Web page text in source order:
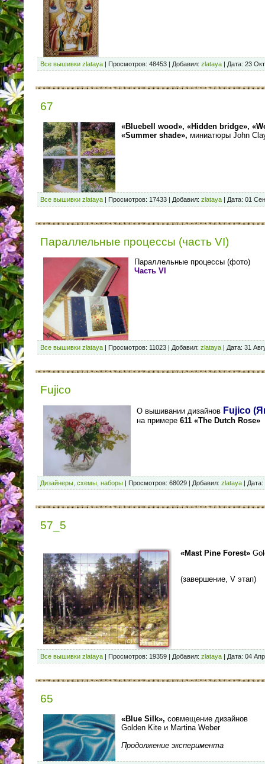
Все вышивки zlataya | Просмотров: 48453 | Добавил: zlataya | Дата: 23
67
«Bluebell wood», «Hidden bridge»,
«Summer shade», миниатюры John
Все вышивки zlataya | Просмотров: 17433 | Добавил: zlataya | Дата: 01
Параллельные процессы (часть VI)
Параллельные процессы (фото)
Часть VI
Все вышивки zlataya | Просмотров: 11023 | Добавил: zlataya | Дата: 31
Fujico
О вышивании дизайнов Fujico
на примере 611 «The Dutch Rose»
Дизайнеры, схемы, наборы | Просмотров: 68029 | Добавил: zlataya | Дата:
57_5
«Mast Pine Forest»
(завершение, V этап)
Все вышивки zlataya Просмотров: 19359 Добавил: zlataya Дата: 04
65
«Blue Silk», совмещение дизайнов
Golden Kite и Martina Weber
Продолжение эксперимента